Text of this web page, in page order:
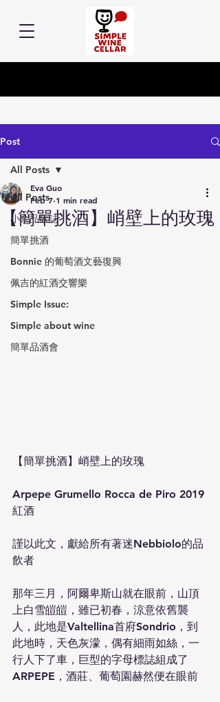
Post
All Posts
小余品飲誌
簡單挑酒
Bonnie 的葡萄酒文藝復興
佩吉的紅酒交響樂
Simple Issue:
Simple about wine
簡單品酒會
All Posts
【簡單挑酒】峭壁上的玫瑰
Eva Guo
Feb 7 1 min read
【簡單挑酒】峭壁上的玫瑰
Arpepe Grumello Rocca de Piro 2019
紅酒
謹以此文，獻給所有著迷Nebbiolo的品
飲者
那年三月，阿爾卑斯山就在眼前，山頂
上白雪皚皚，雖已初春，涼意依舊襲
人，此地是Valtellina首府Sondrio，到
此地時，天色灰濛，偶有細雨如絲，一
行人下了車，巨型的字母標誌組成了
ARPEPE，酒莊、葡萄園赫然便在眼前